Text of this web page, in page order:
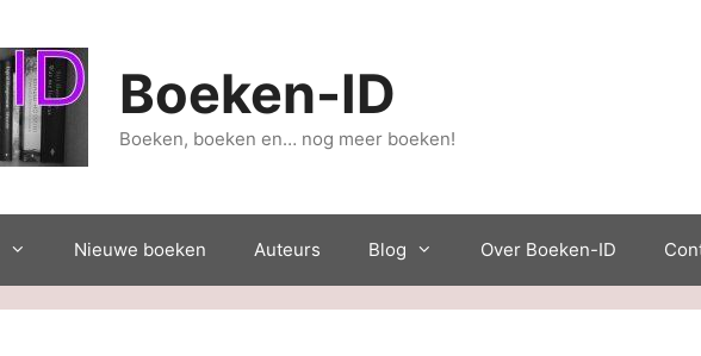
Boeken-ID
Boeken, boeken en… nog meer boeken!
Nieuwe boeken Auteurs Blog Over Boeken-ID